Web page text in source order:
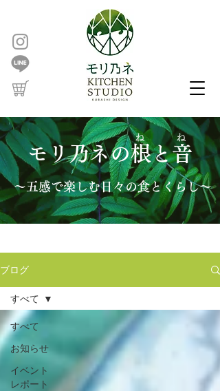
モリ乃ネの根と音
ね ね
～五感で楽しむ日々の食とくらし～
ブログ
すべて
お知らせ
イベント
レポート
すべて